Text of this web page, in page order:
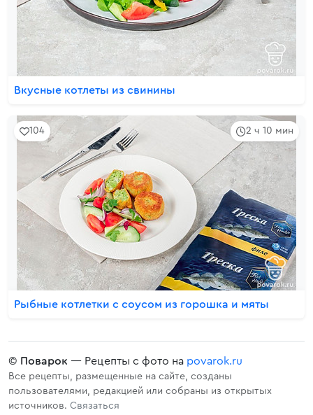
Вкусные котлеты из свинины
2 ч 10 мин
104
Рыбные котлетки с соусом из горошка и мяты
© Поварок — Рецепты с фото на povarok.ru
Все рецепты, размещенные на сайте, созданы
пользователями, редакцией или собраны из открытых
источников. Связаться